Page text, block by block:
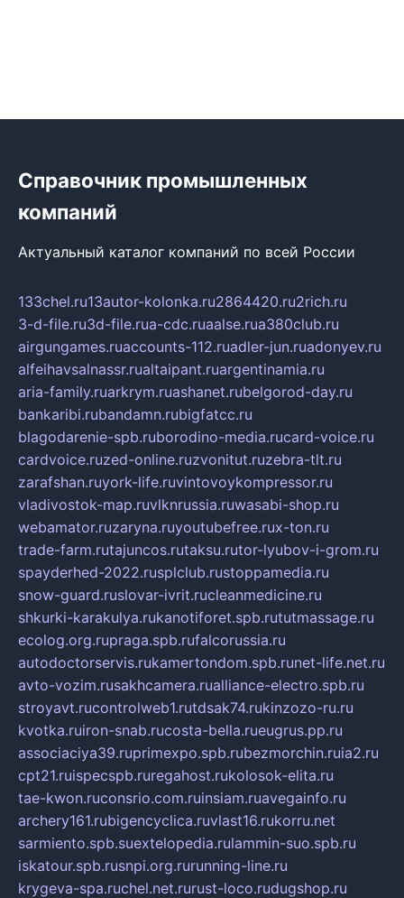
Справочник промышленных
компаний
Актуальный каталог компаний по всей России
133chel.ru13autor-kolonka.ru2864420.ru2rich.ru
3-d-file.ru3d-file.rua-cdc.ruaalse.rua380club.ru
airgungames.ruaccounts-112.ruadler-jun.ruadonyev.ru
alfeihavsalnassr.rualtaipant.ruargentinamia.ru
aria-family.ruarkrym.ruashanet.rubelgorod-day.ru
bankaribi.rubandamn.rubigfatcc.ru
blagodarenie-spb.ruborodino-media.rucard-voice.ru
cardvoice.ruzed-online.ruzvonitut.ruzebra-tlt.ru
zarafshan.ruyork-life.ruvintovoykompressor.ru
vladivostok-map.ruvlknrussia.ruwasabi-shop.ru
webamator.ruzaryna.ruyoutubefree.rux-ton.ru
trade-farm.rutajuncos.rutaksu.rutor-lyubov-i-grom.ru
spayderhed-2022.rusplclub.rustoppamedia.ru
snow-guard.ruslovar-ivrit.rucleanmedicine.ru
shkurki-karakulya.rukanotiforet.spb.rututmassage.ru
ecolog.org.rupraga.spb.rufalcorussia.ru
autodoctorservis.rukamertondom.spb.runet-life.net.ru
avto-vozim.rusakhcamera.rualliance-electro.spb.ru
stroyavt.rucontrolweb1.rutdsak74.rukinzozo-ru.ru
kvotka.ruiron-snab.rucosta-bella.rueugrus.pp.ru
associaciya39.ruprimexpo.spb.rubezmorchin.ruia2.ru
cpt21.ruispecspb.ruregahost.rukolosok-elita.ru
tae-kwon.ruconsrio.com.ruinsiam.ruavegainfo.ru
archery161.rubigencyclica.ruvlast16.rukorru.net
sarmiento.spb.suextelopedia.rulammin-suo.spb.ru
iskatour.spb.rusnpi.org.rurunning-line.ru
krygeva-spa.ruchel.net.rurust-loco.rudugshop.ru